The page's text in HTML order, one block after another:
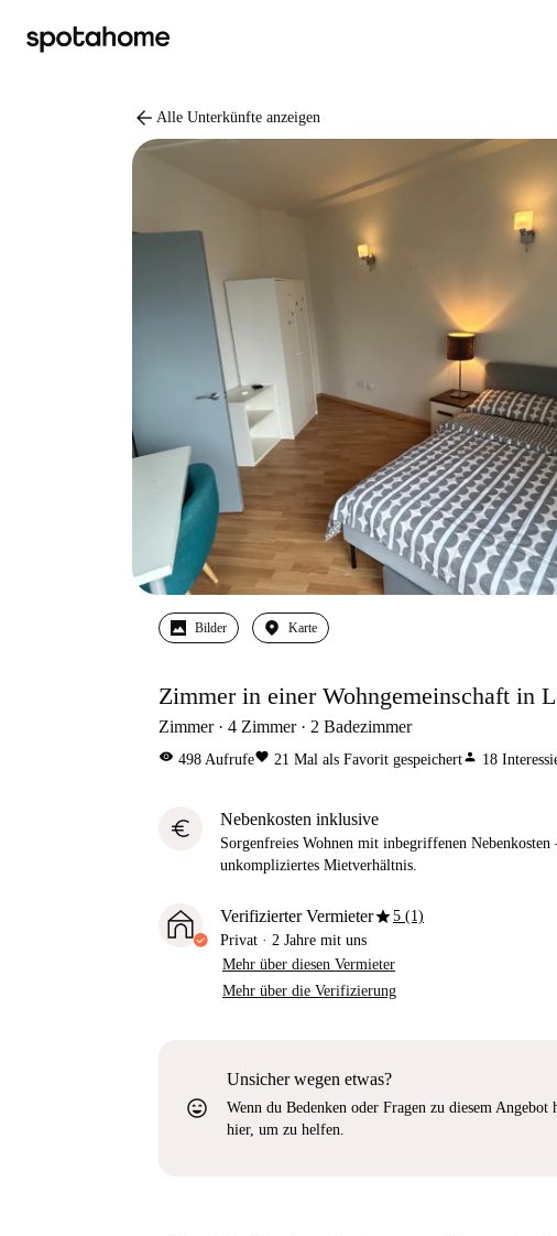
arrow_back Alle Unterkünfte anzeigen
Bilder Karte
Zimmer in einer Wohngemeinschaft in
Zimmer 4 Zimmer 2 Badezimmer
visibility 498 Aufrufefavorite 21 Mal als Favorit gespeichertperson 18
euro Nebenkosten inklusive
Sorgenfreies Wohnen mit inbegriffenen
unkompliziertes Mietverhältnis.
Verifizierter Vermieterstar5 (1)
Privat · 2 Jahre mit uns
Mehr über diesen Vermieter
Mehr über die Verifizierung
sentiment_very_satisfied
Unsicher wegen etwas?
Wenn du Bedenken oder Fragen zu diesem Angebot
hier, um zu helfen.